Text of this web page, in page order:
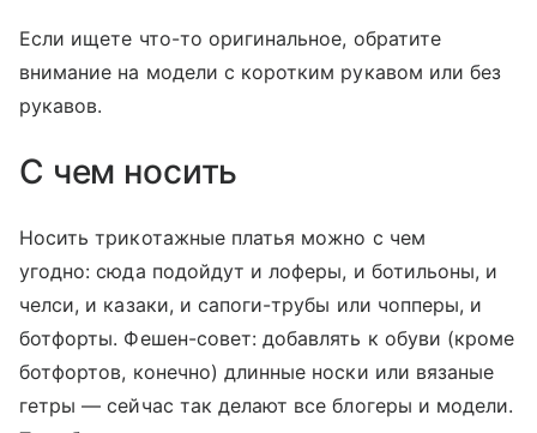
Если ищете что-то оригинальное, обратите
внимание на модели с коротким рукавом или без
рукавов.
С чем носить
Носить трикотажные платья можно с чем
угодно: сюда подойдут и лоферы, и ботильоны, и
челси, и казаки, и сапоги-трубы или чопперы, и
ботфорты. Фешен-совет: добавлять к обуви (кроме
ботфортов, конечно) длинные носки или вязаные
гетры — сейчас так делают все блогеры и модели.